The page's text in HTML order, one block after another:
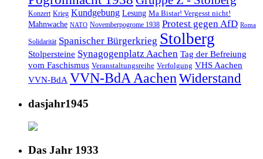
Konzert Krieg Kundgebung Lesung Ma Bistar! Vergesst nicht!
Mahnwache NATO Novemberpogrome 1938 Protest gegen AfD Roma
Solidarität Spanischer Bürgerkrieg Stolberg
Stolpersteine Synagogenplatz Aachen Tag der Befreiung
vom Faschismus Veranstaltungsreihe Verfolgung VHS Aachen
VVN-BdA VVN-BdA AachenWiderstand
dasjahr1945
Das Jahr 1933